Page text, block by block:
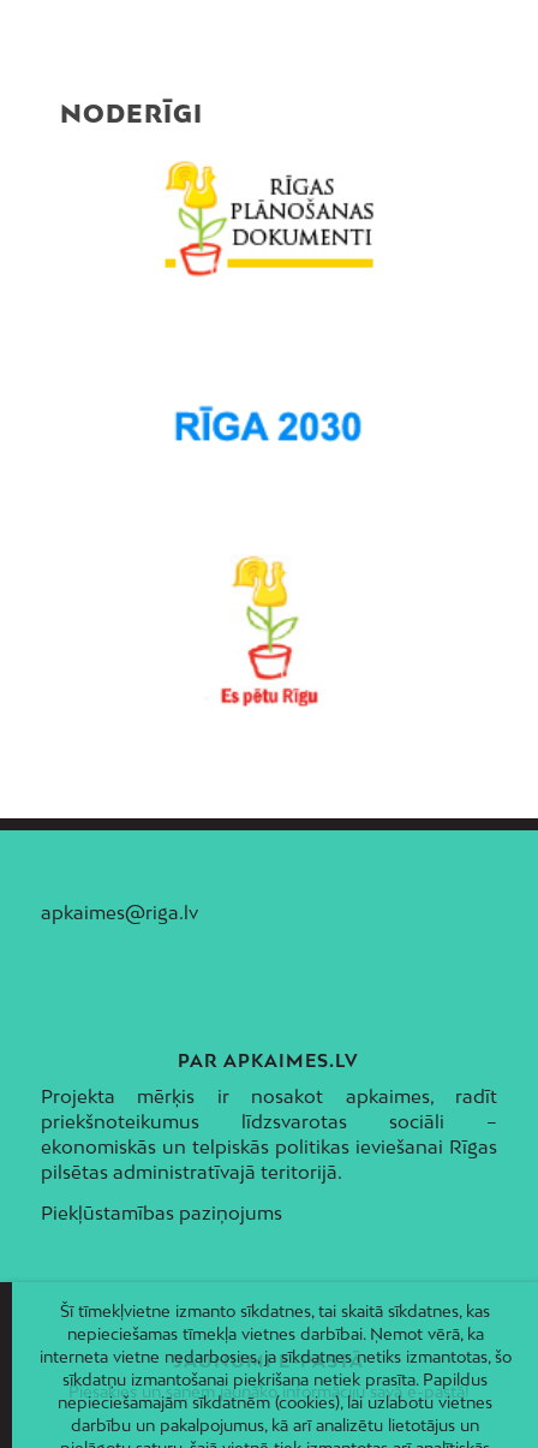
NODERĪGI
apkaimes@riga.lv
PAR APKAIMES.LV
Projekta mērķis ir nosakot apkaimes, radīt
priekšnoteikumus līdzsvarotas sociāli –
ekonomiskās un telpiskās politikas ieviešanai Rīgas
pilsētas administratīvajā teritorijā.
Piekļūstamības paziņojums
JAUNUMI E-PASTĀ
Piesakies un saņem jaunāko informāciju savā e-pastā!
Šī tīmekļvietne izmanto sīkdatnes, tai skaitā sīkdatnes, kas
nepieciešamas tīmekļa vietnes darbībai. Ņemot vērā, ka
interneta vietne nedarbosies, ja sīkdatnes netiks izmantotas, šo
sīkdatņu izmantošanai piekrišana netiek prasīta. Papildus
nepieciešamajām sīkdatnēm (cookies), lai uzlabotu vietnes
darbību un pakalpojumus, kā arī analizētu lietotājus un